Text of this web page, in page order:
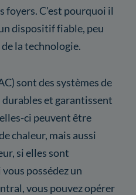
foyers. C'est pourquoi il
dispositif fiable, peu
la technologie.
sont des systèmes de
et garantissent
ci peuvent être
chaleur, mais aussi
si elles sont
possédez un
vous pouvez opérer